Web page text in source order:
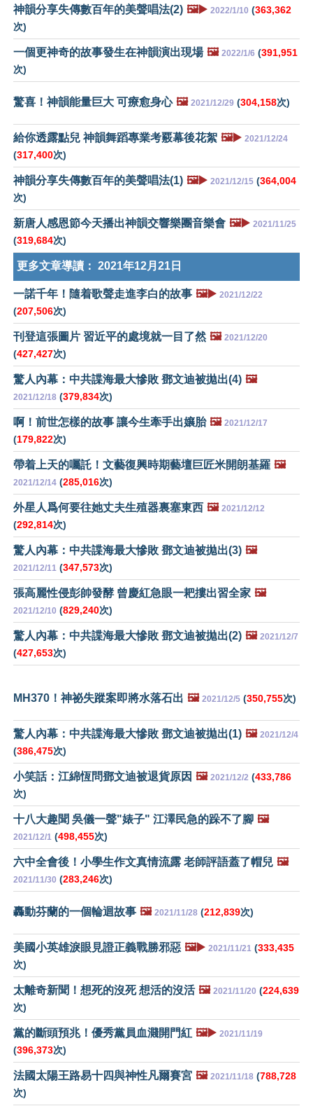
神韻分享失傳數百年的美聲唱法(2) 🖼️▶️ 2022/1/10 (363,362
次)
一個更神奇的故事發生在神韻演出現場 🖼️ 2022/1/6 (391,951
次)
驚喜！神韻能量巨大 可療愈身心 🖼️ 2021/12/29 (304,158次)
給你透露點兒 神韻舞蹈專業考覈幕後花絮 🖼️▶️ 2021/12/24
(317,400次)
神韻分享失傳數百年的美聲唱法(1) 🖼️▶️ 2021/12/15 (364,004
次)
新唐人感恩節今天播出神韻交響樂團音樂會 🖼️▶️ 2021/11/25
(319,684次)
更多文章導讀： 2021年12月21日
一諾千年！隨着歌聲走進李白的故事 🖼️▶️ 2021/12/22
(207,506次)
刊登這張圖片 習近平的處境就一目了然 🖼️ 2021/12/20
(427,427次)
驚人內幕：中共諜海最大慘敗 鄧文迪被拋出(4) 🖼️
2021/12/18 (379,834次)
啊！前世怎樣的故事 讓今生牽手出孃胎 🖼️ 2021/12/17
(179,822次)
帶着上天的囑託！文藝復興時期藝壇巨匠米開朗基羅 🖼️
2021/12/14 (285,016次)
外星人爲何要往她丈夫生殖器裏塞東西 🖼️ 2021/12/12
(292,814次)
驚人內幕：中共諜海最大慘敗 鄧文迪被拋出(3) 🖼️
2021/12/11 (347,573次)
張高麗性侵彭帥發酵 曾慶紅急眼一耙摟出習全家 🖼️
2021/12/10 (829,240次)
驚人內幕：中共諜海最大慘敗 鄧文迪被拋出(2) 🖼️ 2021/12/7
(427,653次)
MH370！神祕失蹤案即將水落石出 🖼️ 2021/12/5 (350,755次)
驚人內幕：中共諜海最大慘敗 鄧文迪被拋出(1) 🖼️ 2021/12/4
(386,475次)
小笑話：江綿恆問鄧文迪被退貨原因 🖼️ 2021/12/2 (433,786
次)
十八大趣聞 吳儀一聲"婊子" 江澤民急的跺不了腳 🖼️
2021/12/1 (498,455次)
六中全會後！小學生作文真情流露 老師評語蓋了帽兒 🖼️
2021/11/30 (283,246次)
轟動芬蘭的一個輪迴故事 🖼️ 2021/11/28 (212,839次)
美國小英雄淚眼見證正義戰勝邪惡 🖼️▶️ 2021/11/21 (333,435
次)
太離奇新聞！想死的沒死 想活的沒活 🖼️ 2021/11/20 (224,639
次)
黨的斷頭預兆！優秀黨員血濺開門紅 🖼️▶️ 2021/11/19
(396,373次)
法國太陽王路易十四與神性凡爾賽宮 🖼️ 2021/11/18 (788,728
次)